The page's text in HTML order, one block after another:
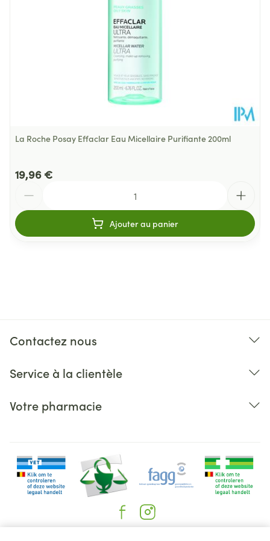
La Roche Posay Effaclar Eau Micellaire Purifiante 200ml
19,96 €
Ajouter au panier
Contactez nous
Service à la clientèle
Votre pharmacie